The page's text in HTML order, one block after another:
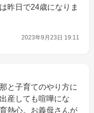
昨日で24歳になりま
2023年9月23日 19:11
と子育てのやり方に
産しても喧嘩にな
熱心。お義母さんが